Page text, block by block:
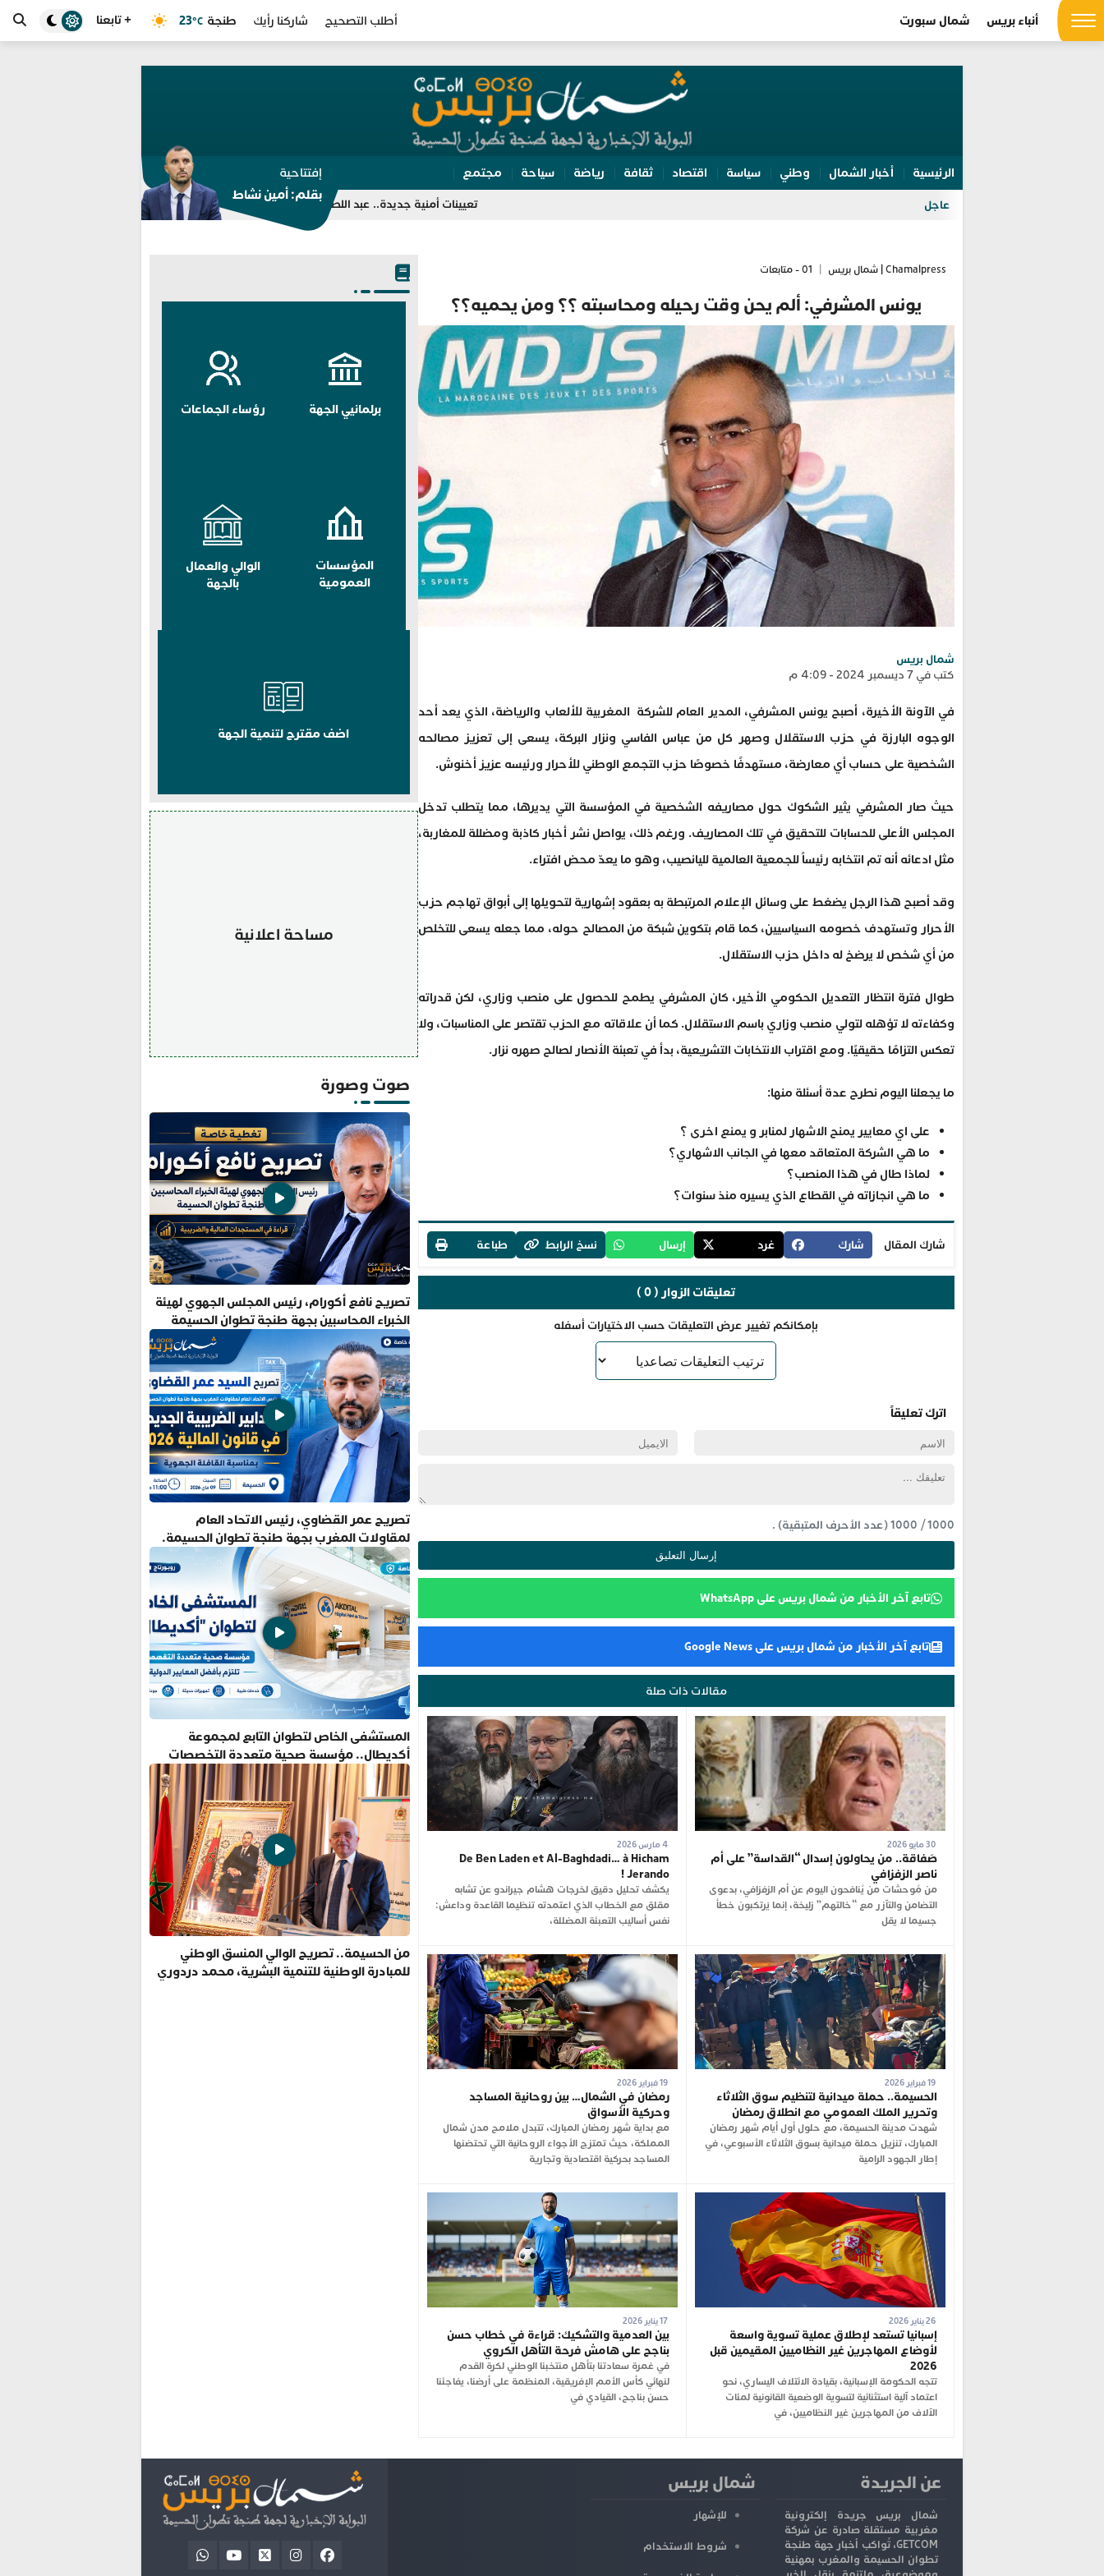
أنباء بريس شمال سبورت أطلب التصحيح شاركنا رأيك طنجة 23 °C + تابعنا
الرئيسية أخبار الشمال وطني سياسة اقتصاد ثقافة رياضة سياحة مجتمع
عاجل تعيينات أمنية جديدة.. عبد اللطيف حموشي يؤشر على 20 منصباً بـ13 مدينة بينها طنجة وأصيلة
إفتتاحية
بقلم: أمين نشاط
Chamalpress | شمال بريس 01 - متابعات
يونس المشرفي: ألم يحن وقت رحيله ومحاسبته ؟؟ ومن يحميه؟؟
شمال بريس
كتب في 7 ديسمبر 2024 - 4:09 م
في الآونة الأخيرة، أصبح يونس المشرفي، المدير العام للشركة المغربية للألعاب والرياضة، الذي يعد أحد
الوجوه البارزة في حزب الاستقلال وصهر كل من عباس الفاسي ونزار البركة، يسعى إلى تعزيز مصالحه
الشخصية على حساب أي معارضة، مستهدفًا خصوصًا حزب التجمع الوطني للأحرار ورئيسه عزيز أخنوش.
حيث صار المشرفي يثير الشكوك حول مصاريفه الشخصية في المؤسسة التي يديرها، مما يتطلب تدخل
المجلس الأعلى للحسابات للتحقيق في تلك المصاريف. ورغم ذلك، يواصل نشر أخبار كاذبة ومضللة للمغاربة،
مثل ادعائه أنه تم انتخابه رئيساً للجمعية العالمية لليانصيب، وهو ما يعدّ محض افتراء.
وقد أصبح هذا الرجل يضغط على وسائل الإعلام المرتبطة به بعقود إشهارية لتحويلها إلى أبواق تهاجم حزب
الأحرار وتستهدف خصومه السياسيين، كما قام بتكوين شبكة من المصالح حوله، مما جعله يسعى للتخلص
من أي شخص لا يرضخ له داخل حزب الاستقلال.
طوال فترة انتظار التعديل الحكومي الأخير، كان المشرفي يطمح للحصول على منصب وزاري، لكن قدراته
وكفاءته لا تؤهله لتولي منصب وزاري باسم الاستقلال. كما أن علاقاته مع الحزب تقتصر على المناسبات، ولا
تعكس التزامًا حقيقيًا. ومع اقتراب الانتخابات التشريعية، بدأ في تعبئة الأنصار لصالح صهره نزار.
ما يجعلنا اليوم نطرح عدة أسئلة منها:
على اي معايير يمنح الاشهار لمنابر و يمنع اخرى ؟
ما هي الشركة المتعاقد معها في الجانب الاشهاري؟
لماذا طال في هذا المنصب؟
ما هي انجازاته في القطاع الذي يسيره منذ سنوات؟
شارك المقال شارك غرد إرسال نسخ الرابط طباعة
تعليقات الزوار ( 0 )
بإمكانكم تغيير عرض التعليقات حسب الاختيارات أسفله
اترك تعليقاً
1000
/
1000(عدد الأحرف المتبقية) .
تابع آخر الأخبار من شمال بريس على WhatsApp
تابع آخر الأخبار من شمال بريس على Google News
مقالات ذات صلة
صَفاقة.. من يحاولون إسدال “القداسة” على أم
ناصر الزفزافي
من مُوحشات من يُنافحون اليوم عن أم الزفزافي، بدعوى
التضامن والتآزر مع “خالتهم” زليخة، إنما يَرتكبون خطأ
جسيما لا يقل
4 مارس 2026
De Ben Laden et Al-Baghdadi… à Hicham
Jerando !
يكشف تحليل دقيق لخرجات هشام جيراندو عن تشابه
مقلق مع الخطاب الذي اعتمدته تنظيما القاعدة وداعش:
نفس أساليب التعبئة المضللة،
الحسيمة.. حملة ميدانية لتنظيم سوق الثلاثاء
وتحرير الملك العمومي مع انطلاق رمضان
شهدت مدينة الحسيمة، مع حلول أول أيام شهر رمضان
المبارك، تنزيل حملة ميدانية بسوق الثلاثاء الأسبوعي، في
إطار الجهود الرامية
19 فبراير 2026
رمضان في الشمال… بين روحانية المساجد
وحركية الأسواق
مع بداية شهر رمضان المبارك، تتبدل ملامح مدن شمال
المملكة، حيث تمتزج الأجواء الروحانية التي تحتضنها
المساجد بحركية اقتصادية وتجارية
إسبانيا تستعد لإطلاق عملية تسوية واسعة
لأوضاع المهاجرين غير النظاميين المقيمين قبل
2026
تتجه الحكومة الإسبانية، بقيادة الائتلاف اليساري، نحو
اعتماد آلية استثنائية لتسوية الوضعية القانونية لمئات
الآلاف من المهاجرين غير النظاميين، في
17 يناير 2026
بين العدمية والتشكيك: قراءة في خطاب حسن
بناجح على هامش فرحة التأهل الكروي
في غمرة سعادتنا بتأهل منتخبنا الوطني لكرة القدم
لنهائي كأس الأمم الإفريقية، المنظمة على أرضنا، يفاجئنا
حسن بناجح، القيادي في
برلمانيي الجهة رؤساء الجماعات
المؤسسات
العمومية
الوالي والعمال
بالجهة
اضف مقترح لتنمية الجهة
مساحة اعلانية
صوت وصورة
تصريح نافع أكورام، رئيس المجلس الجهوي لهيئة
الخبراء المحاسبين بجهة طنجة تطوان الحسيمة
تصريح عمر القضاوي، رئيس الاتحاد العام
لمقاولات المغرب بجهة طنجة تطوان الحسيمة.
المستشفى الخاص لتطوان التابع لمجموعة
أكديطال.. مؤسسة صحية متعددة التخصصات
تلتزم بأفضل المعايير الدولية
من الحسيمة.. تصريح الوالي المنسق الوطني
للمبادرة الوطنية للتنمية البشرية، محمد دردوري
عن الجريدة
شمال بريس جريدة إلكترونية
مغربية مستقلة صادرة عن شركة
GETCOM، تُواكب أخبار جهة طنجة
تطوان الحسيمة والمغرب بمهنية
شمال بريس
للإشهار
شروط الاستخدام